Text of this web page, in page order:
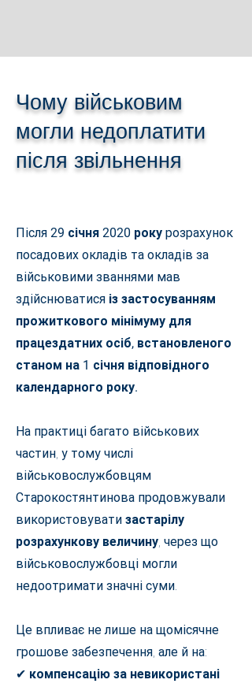
Чому військовим
могли недоплатити
після звільнення
Після 29 січня 2020 року розрахунок
посадових окладів та окладів за
військовими званнями мав
здійснюватися із застосуванням
прожиткового мінімуму для
працездатних осіб, встановленого
станом на 1 січня відповідного
календарного року.
На практиці багато військових
частин, у тому числі
військовослужбовцям
Старокостянтинова продовжували
використовувати застарілу
розрахункову величину, через що
військовослужбовці могли
недоотримати значні суми.
Це впливає не лише на щомісячне
грошове забезпечення, але й на:
✔ компенсацію за невикористані